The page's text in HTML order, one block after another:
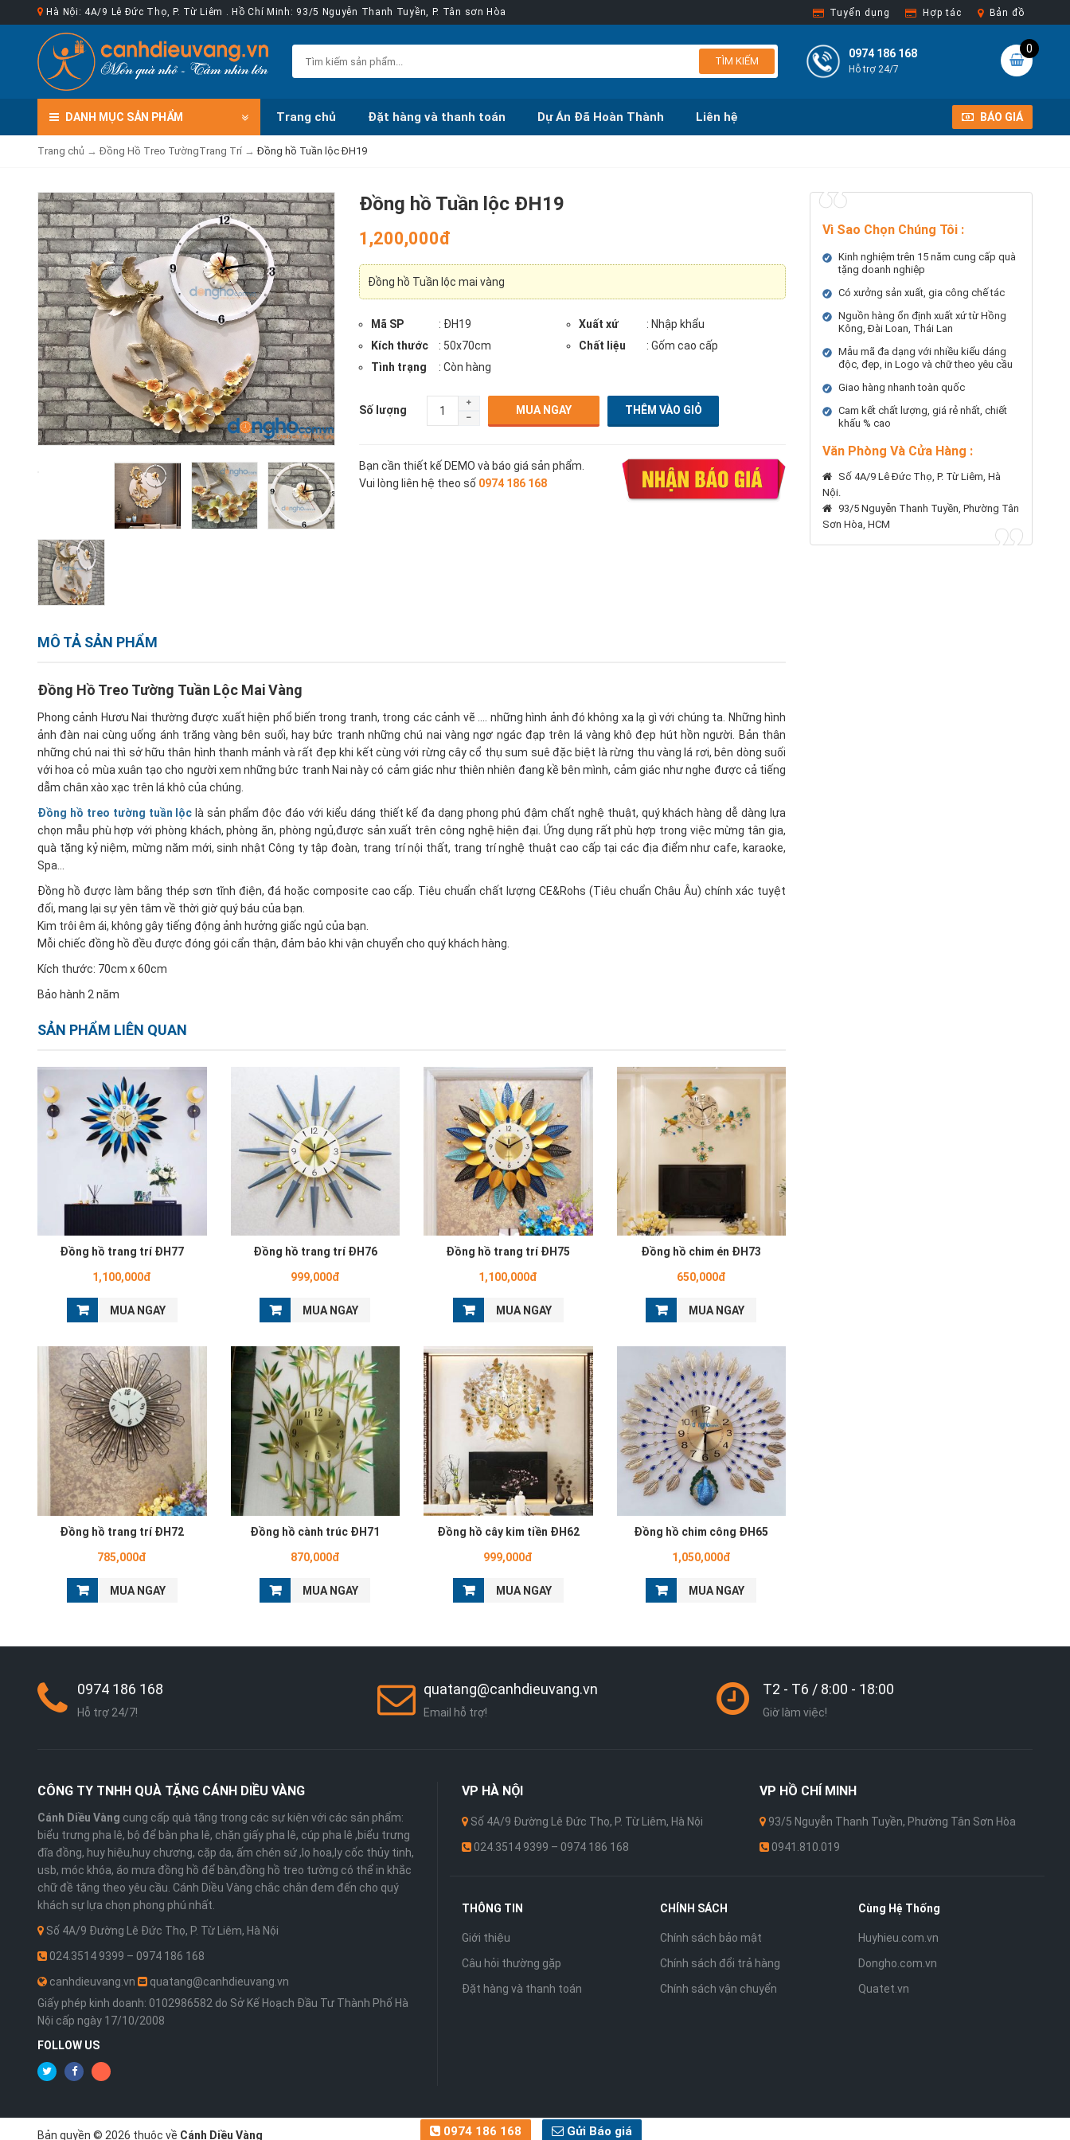
Hà Nội: 4A/9 Lê Đức Thọ, P. Từ Liêm . Hồ Chí Minh: 93/5 Nguyễn Thanh Tuyền, P. Tân sơn Hòa Tuyển dụng Hợp tác Bản đồ
TÌM KIẾM
0
0974 186 168
Hỗ trợ 24/7
DANH MỤC SẢN PHẨM Trang chủ Đặt hàng và thanh toán Dự Án Đã Hoàn Thành Liên hệ BÁO GIÁ
Trang chủ → Đồng Hồ Treo TườngTrang Trí →Đồng hồ Tuần lộc ĐH19
Đồng hồ Tuần lộc ĐH19
1,200,000đ
Đồng hồ Tuần lộc mai vàng
Mã SP : ĐH19 Xuất xứ
: Nhập khẩu
Kích thước
: 50x70cm Chất liệu
: Gốm cao cấp
Tình trạng
: Còn hàng
Số lượng MUA NGAY
Bạn cần thiết kế DEMO và báo giá sản phẩm.
Vui lòng liên hệ theo số 0974 186 168
MÔ TẢ SẢN PHẨM
Đồng Hồ Treo Tường Tuần Lộc Mai Vàng
Phong cảnh Hươu Nai thường được xuất hiện phổ biến trong tranh, trong các cảnh vẽ …. những hình ảnh đó không xa lạ gì với chúng ta. Những hình
ảnh đàn nai cùng uống ánh trăng vàng bên suối, hay bức tranh những chú nai vàng ngơ ngác đạp trên lá vàng khô đẹp hút hồn người. Bản thân
những chú nai thì sở hữu thân hình thanh mảnh và rất đẹp khi kết cùng với rừng cây cổ thụ sum suê đặc biệt là rừng thu vàng lá rơi, bên dòng suối
với hoa cỏ mùa xuân tạo cho người xem những bức tranh Nai này có cảm giác như thiên nhiên đang kề bên mình, cảm giác như nghe được cả tiếng
dẫm chân xào xạc trên lá khô của chúng.
Đồng hồ treo tường tuần lộc là sản phẩm độc đáo với kiểu dáng thiết kế đa dạng phong phú đậm chất nghệ thuật, quý khách hàng dễ dàng lựa
chọn mẫu phù hợp với phòng khách, phòng ăn, phòng ngủ,được sản xuất trên công nghệ hiện đại. Ứng dụng rất phù hợp trong việc mừng tân gia,
quà tặng kỷ niệm, mừng năm mới, sinh nhật Công ty tập đoàn, trang trí nội thất, trang trí nghệ thuật cao cấp tại các địa điểm như cafe, karaoke,
Spa…
Đồng hồ được làm bằng thép sơn tĩnh điện, đá hoặc composite cao cấp. Tiêu chuẩn chất lượng CE&Rohs (Tiêu chuẩn Châu Âu) chính xác tuyệt
đối, mang lại sự yên tâm về thời giờ quý báu của bạn.
Kim trôi êm ái, không gây tiếng động ảnh hưởng giấc ngủ của bạn.
Mỗi chiếc đồng hồ đều được đóng gói cẩn thận, đảm bảo khi vận chuyển cho quý khách hàng.
Kích thước: 70cm x 60cm
Bảo hành 2 năm
SẢN PHẨM LIÊN QUAN
Đồng hồ trang trí ĐH77
1,100,000đ
MUA NGAY
Đồng hồ trang trí ĐH76
999,000đ
MUA NGAY
Đồng hồ trang trí ĐH75
1,100,000đ
MUA NGAY
Đồng hồ chim én ĐH73
650,000đ
MUA NGAY
Đồng hồ trang trí ĐH72
785,000đ
MUA NGAY
Đồng hồ cành trúc ĐH71
870,000đ
MUA NGAY
Đồng hồ cây kim tiền ĐH62
999,000đ
MUA NGAY
Đồng hồ chim công ĐH65
1,050,000đ
MUA NGAY
Vì Sao Chọn Chúng Tôi :
Kinh nghiệm trên 15 năm cung cấp quà
tặng doanh nghiệp
Có xưởng sản xuất, gia công chế tác
Nguồn hàng ổn định xuất xứ từ Hồng
Kông, Đài Loan, Thái Lan
Mẫu mã đa dạng với nhiều kiểu dáng
độc, đẹp, in Logo và chữ theo yêu cầu
Giao hàng nhanh toàn quốc
Cam kết chất lượng, giá rẻ nhất, chiết
khấu % cao
Văn Phòng Và Cửa Hàng :
Số 4A/9 Lê Đức Thọ, P. Từ Liêm, Hà
Nội.
93/5 Nguyễn Thanh Tuyền, Phường Tân
Sơn Hòa, HCM
0974 186 168
Hỗ trợ 24/7!
quatang@canhdieuvang.vn
Email hỗ trợ!
T2 - T6 / 8:00 - 18:00
Giờ làm việc!
CÔNG TY TNHH QUÀ TẶNG CÁNH DIỀU VÀNG
Cánh Diều Vàng cung cấp quà tặng trong các sự kiện với các sản phẩm:
biểu trưng pha lê, bộ để bàn pha lê, chặn giấy pha lê, cúp pha lê ,biểu trưng
đĩa đồng, huy hiệu,huy chương, cặp da, ấm chén sứ ,lọ hoa,ly cốc thủy tinh,
usb, móc khóa, áo mưa đồng hồ để bàn,đồng hồ treo tường có thể in khắc
chữ đề tặng theo yêu cầu. Cánh Diều Vàng chắc chắn đem đến cho quý
khách sự lựa chọn phong phú nhất.
Số 4A/9 Đường Lê Đức Thọ, P. Từ Liêm, Hà Nội
024.3514 9399 – 0974 186 168
canhdieuvang.vn
quatang@canhdieuvang.vn
Giấy phép kinh doanh: 0102986582 do Sở Kế Hoạch Đầu Tư Thành Phố Hà
Nội cấp ngày 17/10/2008
FOLLOW US
VP HÀ NỘI
Số 4A/9 Đường Lê Đức Thọ, P. Từ Liêm, Hà Nội
024.3514 9399 – 0974 186 168
VP HỒ CHÍ MINH
93/5 Nguyễn Thanh Tuyền, Phường Tân Sơn Hòa
0941.810.019
THÔNG TIN
Giới thiệu
Câu hỏi thường gặp
Đặt hàng và thanh toán
CHÍNH SÁCH
Chính sách bảo mật
Chính sách đổi trả hàng
Chính sách vận chuyển
Cùng Hệ Thống
Huyhieu.com.vn
Dongho.com.vn
Quatet.vn
Bản quyền © 2026 thuộc về Cánh Diều Vàng 0974 186 168 Gửi Báo giá